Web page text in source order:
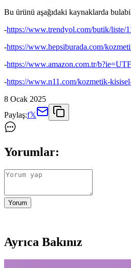
Bu ürünü aşağıdaki kaynaklarda
-https://www.trendyol.com/butik/liste/
-https://www.hepsiburada.com/
-https://www.amazon.com.tr/
-https://www.n11.com/kozmetik-
8 Ocak 2025
Paylaş:f𝕏
Yorumlar:
Yorum
Ayrıca Bakınız